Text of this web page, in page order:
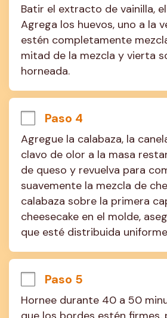
Batir el extracto de vainilla,
Agrega los huevos, uno a la
estén completamente
mitad de la mezcla y vierta
horneada.
Paso 4
Agregue la calabaza, la
clavo de olor a la masa
de queso y revuelva para
suavemente la mezcla de
calabaza sobre la primera
cheesecake en el molde,
que esté distribuida
Paso 5
Hornee durante 40 a 50